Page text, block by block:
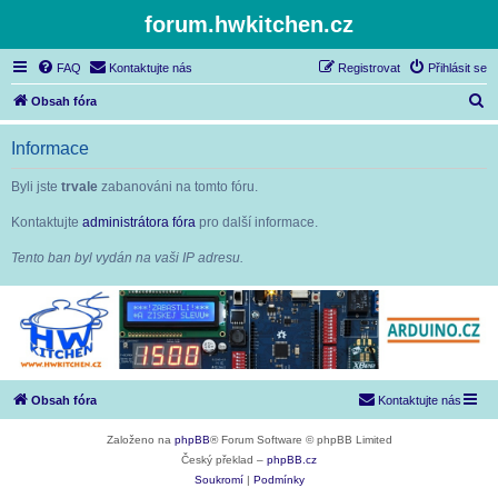
forum.hwkitchen.cz
FAQ Kontaktujte nás Přihlásit se
Registrovat
Obsah fóra
l
Informace
Byli jste trvale zabanováni na tomto fóru.
Kontaktujte administrátora fóra pro další informace.
Tento ban byl vydán na vaši IP adresu.
Obsah fóra Kontaktujte nás
Založeno na phpBB® Forum Software © phpBB Limited
Český překlad – phpBB.cz
Soukromí
Podmínky